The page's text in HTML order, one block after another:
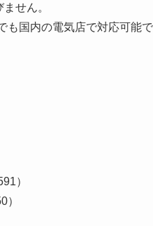
せん。
も国内の電気店で対応可能
）